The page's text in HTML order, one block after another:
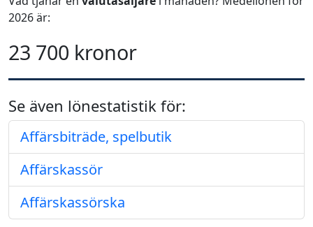
2026 är:
23 700 kronor
Se även lönestatistik för:
Affärsbiträde, spelbutik
Affärskassör
Affärskassörska